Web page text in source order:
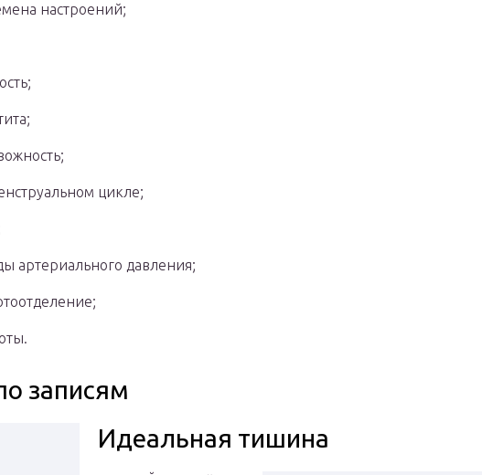
настроений;
цикле;
артериального давления;
записям
Идеальная тишина